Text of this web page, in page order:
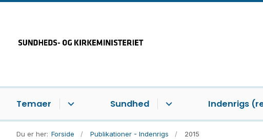
Temaer Sundhed Indenrigs
Du er her: Forside Publikationer - Indenrigs 2015